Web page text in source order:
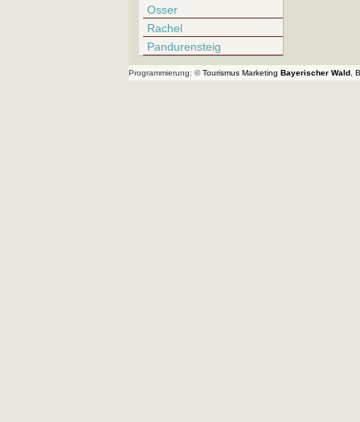
Osser
Rachel
Pandurensteig
Programmierung: ©Tourismus Marketing Bayerischer Wald